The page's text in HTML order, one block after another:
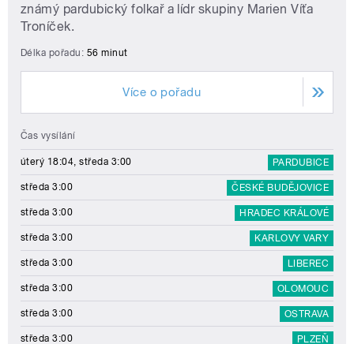
známý pardubický folkař a lídr skupiny Marien Víťa
Troníček.
Délka pořadu: 56 minut
Více o pořadu
Čas vysílání
úterý 18:04, středa 3:00 PARDUBICE
středa 3:00 ČESKÉ BUDĚJOVICE
středa 3:00 HRADEC KRÁLOVÉ
středa 3:00 KARLOVY VARY
středa 3:00 LIBEREC
středa 3:00 OLOMOUC
středa 3:00 OSTRAVA
středa 3:00 PLZEŇ